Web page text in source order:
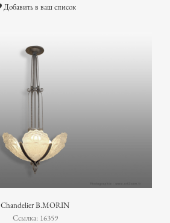
Добавить в ваш список
Chandelier B.MORIN
Ссылка: 16359